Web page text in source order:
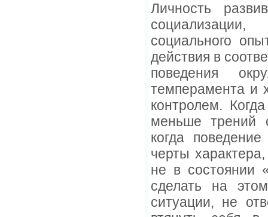
Личность
социального
действия в
поведения
темперамента и
контролем.
меньше трений
когда
черты
не в состоянии
сделать на
ситуации, не